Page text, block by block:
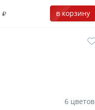
в корзину
6 цветов